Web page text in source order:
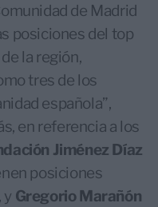
de Madrid
posiciones del top
la región,
tres de los
española”,
en referencia a los
Jiménez Díaz
posiciones
y Gregorio Marañón